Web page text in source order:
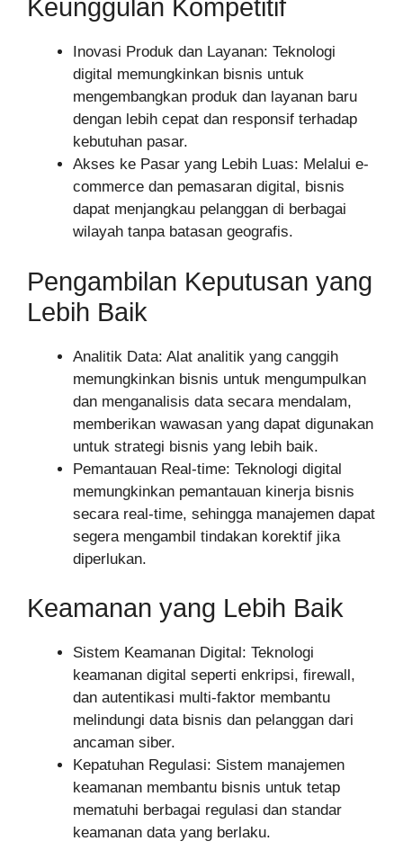
Keunggulan Kompetitif
Inovasi Produk dan Layanan: Teknologi
digital memungkinkan bisnis untuk
mengembangkan produk dan layanan baru
dengan lebih cepat dan responsif terhadap
kebutuhan pasar.
Akses ke Pasar yang Lebih Luas: Melalui e-
commerce dan pemasaran digital, bisnis
dapat menjangkau pelanggan di berbagai
wilayah tanpa batasan geografis.
Pengambilan Keputusan yang
Lebih Baik
Analitik Data: Alat analitik yang canggih
memungkinkan bisnis untuk mengumpulkan
dan menganalisis data secara mendalam,
memberikan wawasan yang dapat digunakan
untuk strategi bisnis yang lebih baik.
Pemantauan Real-time: Teknologi digital
memungkinkan pemantauan kinerja bisnis
secara real-time, sehingga manajemen dapat
segera mengambil tindakan korektif jika
diperlukan.
Keamanan yang Lebih Baik
Sistem Keamanan Digital: Teknologi
keamanan digital seperti enkripsi, firewall,
dan autentikasi multi-faktor membantu
melindungi data bisnis dan pelanggan dari
ancaman siber.
Kepatuhan Regulasi: Sistem manajemen
keamanan membantu bisnis untuk tetap
mematuhi berbagai regulasi dan standar
keamanan data yang berlaku.